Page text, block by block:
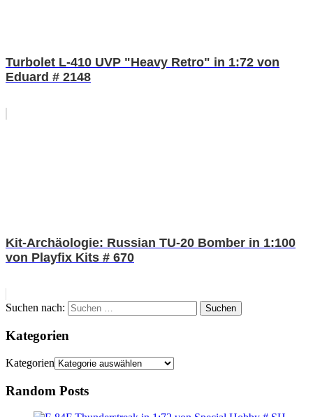
Turbolet L-410 UVP "Heavy Retro" in 1:72 von
Eduard # 2148
Kit-Archäologie: Russian TU-20 Bomber in 1:100
von Playfix Kits # 670
Suchen nach: Suchen
Kategorien
Kategorien
Random Posts